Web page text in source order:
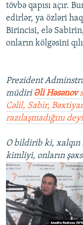
tövbə qapısı açır.
edirlər, ya özləri
Birincisi, elə
onların kölgəsini
Prezident
müdiriƏli Həsənov
Cəlil, Sabir,
razılaşmadığını
O bildirib ki, xalqın
kimliyi, onların